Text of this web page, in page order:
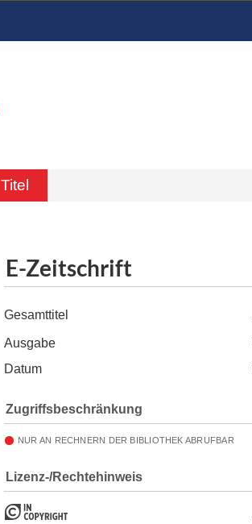
Titel
E-Zeitschrift
Gesamttitel
Ausgabe
Datum
Zugriffsbeschränkung
NUR AN RECHNERN DER BIBLIOTHEK ABRUFBAR
Lizenz-/Rechtehinweis